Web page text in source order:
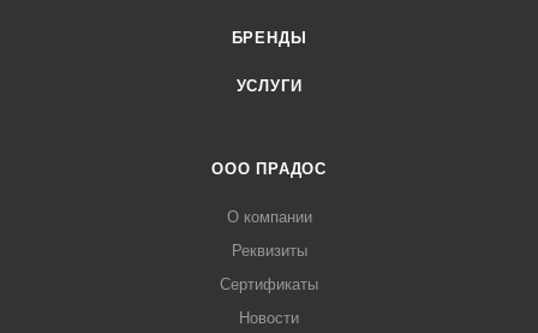
БРЕНДЫ
УСЛУГИ
ООО ПРАДОС
О компании
Реквизиты
Сертификаты
Новости